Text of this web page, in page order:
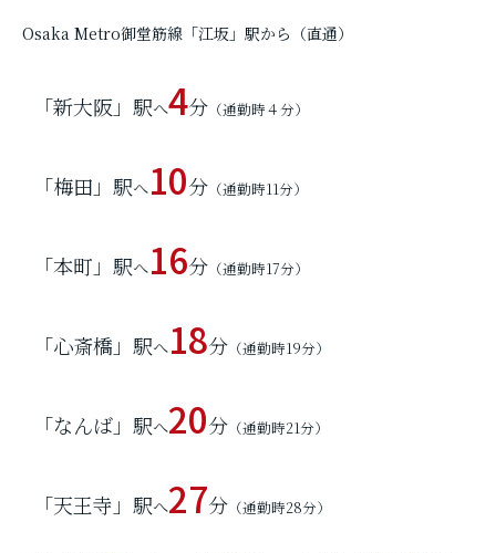
Osaka Metro御堂筋線「江坂」駅から（直通）
「新大阪」駅へ4分 （通勤時４分）
「梅田」駅へ10分 （通勤時11分）
「本町」駅へ16分 （通勤時17分）
「心斎橋」駅へ18分 （通勤時19分）
「なんば」駅へ20分 （通勤時21分）
「天王寺」駅へ27分 （通勤時28分）